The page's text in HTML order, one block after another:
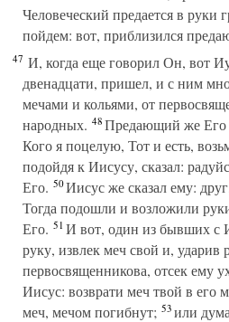
Человеческий предается в руки
пойдем: вот, приблизился
47 И, когда еще говорил Он, вот
двенадцати, пришел, и с ним
мечами и кольями, от
народных. 48Предающий же Его
Кого я поцелую, Тот и есть,
подойдя к Иисусу, сказал:
Его. 50Иисус же сказал ему:
Тогда подошли и возложили
Его. 51И вот, один из бывших с
руку, извлек меч свой и, ударив
первосвященникова, отсек ему
Иисус: возврати меч твой в его
меч, мечом погибнут; 53или